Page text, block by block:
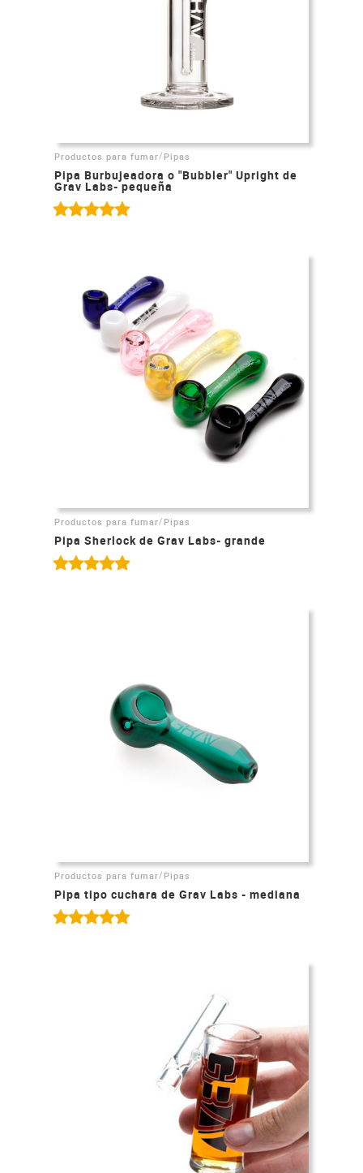
Productos para fumar/ Pipas
Pipa Burbujeadora o "Bubbler" Upright de
Grav Labs- pequeña
Productos para fumar/ Pipas
Pipa Sherlock de Grav Labs- grande
Productos para fumar/ Pipas
Pipa tipo cuchara de Grav Labs - mediana